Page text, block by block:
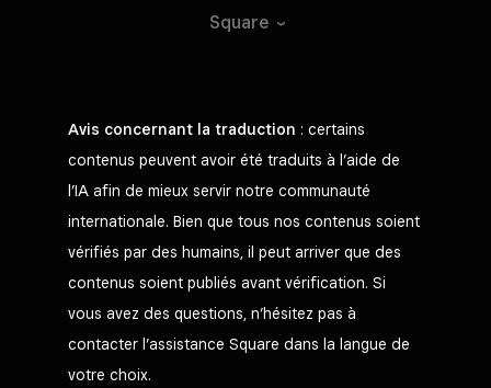
Square
Avis concernant la traduction : certains
contenus peuvent avoir été traduits à l’aide de
l’IA afin de mieux servir notre communauté
internationale. Bien que tous nos contenus soient
vérifiés par des humains, il peut arriver que des
contenus soient publiés avant vérification. Si
vous avez des questions, n’hésitez pas à
contacter l’assistance Square dans la langue de
votre choix.